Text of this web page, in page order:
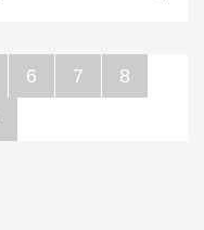
6 7
8